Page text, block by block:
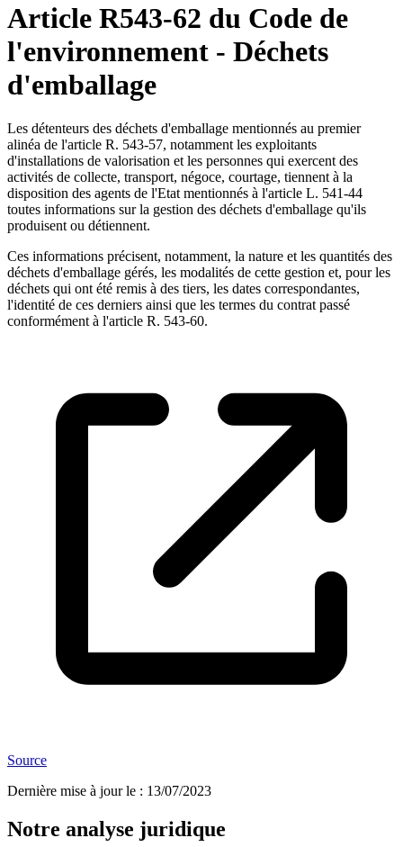
Article R543-62 du Code de
l'environnement - Déchets
d'emballage
Les détenteurs des déchets d'emballage mentionnés au premier
alinéa de l'article R. 543-57, notamment les exploitants
d'installations de valorisation et les personnes qui exercent des
activités de collecte, transport, négoce, courtage, tiennent à la
disposition des agents de l'Etat mentionnés à l'article L. 541-44
toutes informations sur la gestion des déchets d'emballage qu'ils
produisent ou détiennent.
Ces informations précisent, notamment, la nature et les quantités des
déchets d'emballage gérés, les modalités de cette gestion et, pour les
déchets qui ont été remis à des tiers, les dates correspondantes,
l'identité de ces derniers ainsi que les termes du contrat passé
conformément à l'article R. 543-60.
Source
Dernière mise à jour le : 13/07/2023
Notre analyse juridique